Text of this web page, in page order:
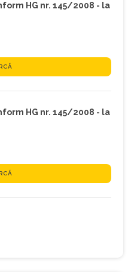
HG nr. 145/2008 - la
HG nr. 145/2008 - la